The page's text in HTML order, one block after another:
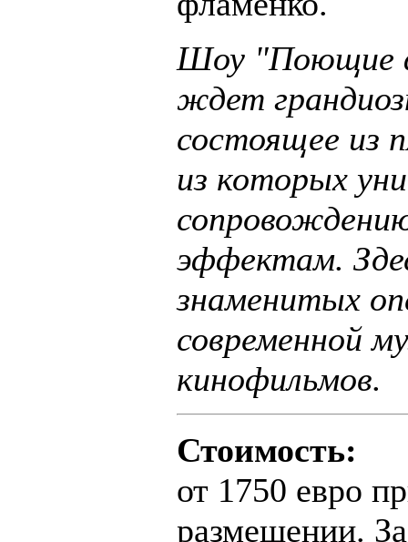
Шоу "Поющие
ждет
состоящее из
из которых
эффектам.
знаменитых
современной
кинофильмов.
Стоимость:
от 1750 евро
размещении.